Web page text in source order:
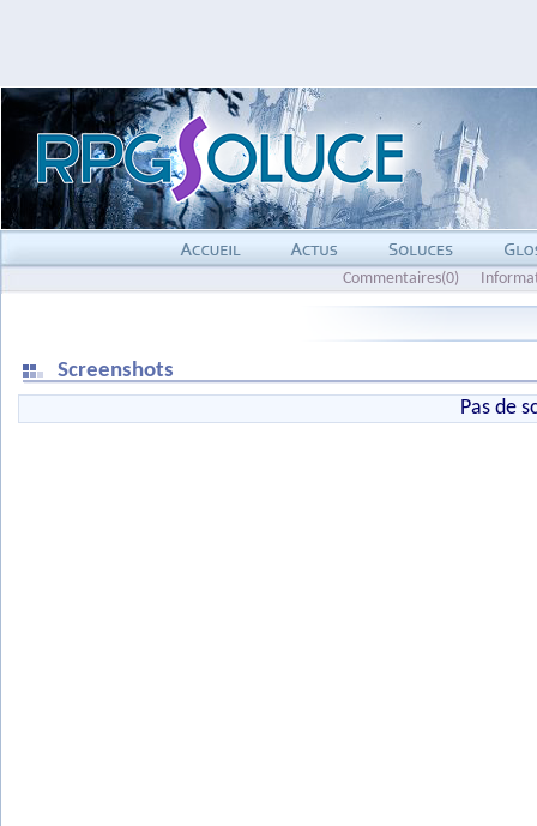
Commentaires(0)
Screenshots
Pas de